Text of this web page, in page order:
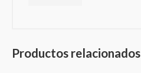
Productos relacionados